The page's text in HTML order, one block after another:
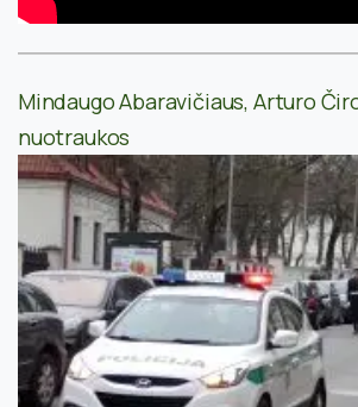
Mindaugo Abaravičiaus, Arturo
nuotraukos